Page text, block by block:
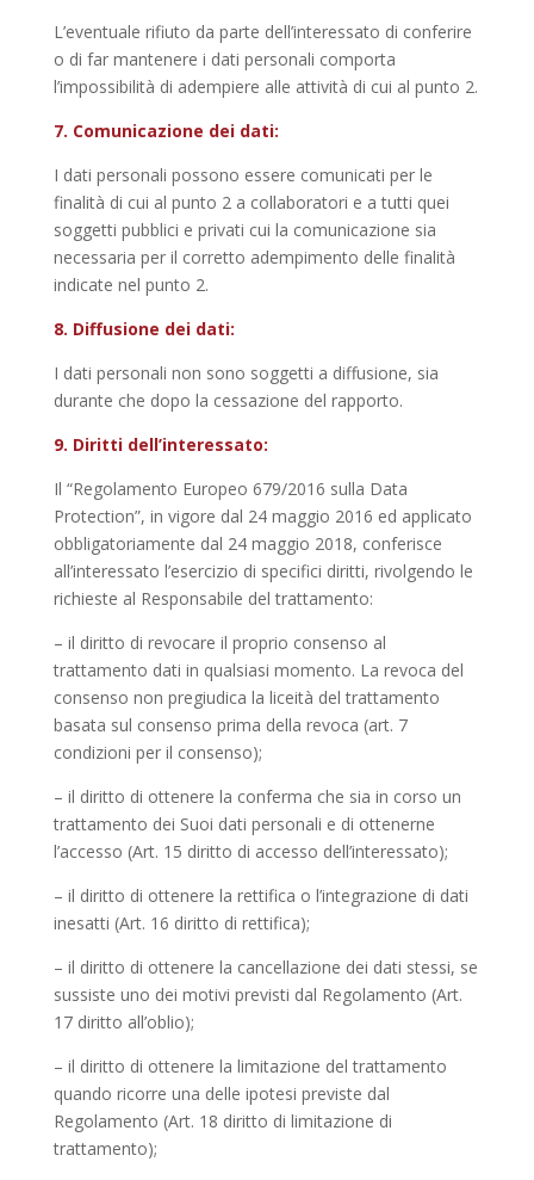
L’eventuale rifiuto da parte dell’interessato di conferire
o di far mantenere i dati personali comporta
l’impossibilità di adempiere alle attività di cui al punto 2.
7. Comunicazione dei dati:
I dati personali possono essere comunicati per le
finalità di cui al punto 2 a collaboratori e a tutti quei
soggetti pubblici e privati cui la comunicazione sia
necessaria per il corretto adempimento delle finalità
indicate nel punto 2.
8. Diffusione dei dati:
I dati personali non sono soggetti a diffusione, sia
durante che dopo la cessazione del rapporto.
9. Diritti dell’interessato:
Il “Regolamento Europeo 679/2016 sulla Data
Protection”, in vigore dal 24 maggio 2016 ed applicato
obbligatoriamente dal 24 maggio 2018, conferisce
all’interessato l’esercizio di specifici diritti, rivolgendo le
richieste al Responsabile del trattamento:
– il diritto di revocare il proprio consenso al
trattamento dati in qualsiasi momento. La revoca del
consenso non pregiudica la liceità del trattamento
basata sul consenso prima della revoca (art. 7
condizioni per il consenso);
– il diritto di ottenere la conferma che sia in corso un
trattamento dei Suoi dati personali e di ottenerne
l’accesso (Art. 15 diritto di accesso dell’interessato);
– il diritto di ottenere la rettifica o l’integrazione di dati
inesatti (Art. 16 diritto di rettifica);
– il diritto di ottenere la cancellazione dei dati stessi, se
sussiste uno dei motivi previsti dal Regolamento (Art.
17 diritto all’oblio);
– il diritto di ottenere la limitazione del trattamento
quando ricorre una delle ipotesi previste dal
Regolamento (Art. 18 diritto di limitazione di
trattamento);